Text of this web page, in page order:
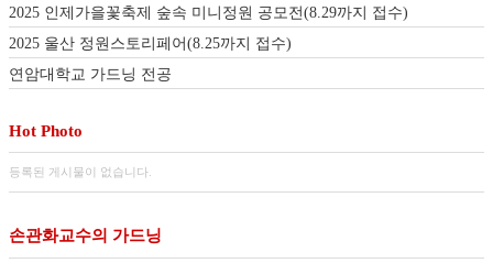
2025 인제가을꽃축제 숲속 미니정원 공모전(8.29까지 접수)
2025 울산 정원스토리페어(8.25까지 접수)
연암대학교 가드닝 전공
Hot Photo
등록된 게시물이 없습니다.
손관화교수의 가드닝